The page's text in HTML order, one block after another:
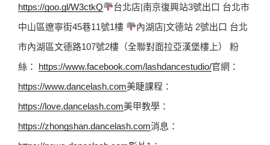
https://goo.gl/W3ctkQ
台北店|南京復興站3號出口 台北市
中山區遼寧街45巷11號1樓
內湖店|文德站 2號出口 台北
市內湖區文德路107號2樓（全聯對面拉亞漢堡樓上） 粉
絲： https://www.facebook.com/lashdancestudio/
https://www.dancelash.com
https://love.dancelash.com
https://zhongshan.dancelash.com